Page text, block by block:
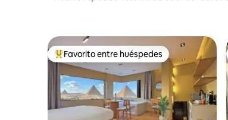
Favorito entre huéspedes preferido
Favorito entre huéspedes